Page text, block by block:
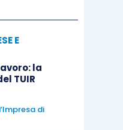
E
la
TUIR
di